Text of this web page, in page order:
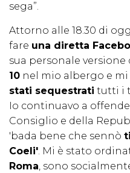
sega”.
Attorno alle 18.30 di
fare una diretta
sua personale versione
10 nel mio albergo e
stati sequestrati tutti i
Io continuavo a
Consiglio e della
'bada bene che sennò
Coeli'. Mi è stato
Roma, sono